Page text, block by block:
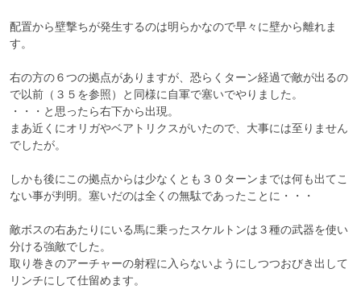
配置から壁撃ちが発生するのは明らかなので早々に壁から離れま
す。
右の方の６つの拠点がありますが、恐らくターン経過で敵が出るの
で以前（３５を参照）と同様に自軍で塞いでやりました。
・・・と思ったら右下から出現。
まあ近くにオリガやベアトリクスがいたので、大事には至りません
でしたが。
しかも後にこの拠点からは少なくとも３０ターンまでは何も出てこ
ない事が判明。塞いだのは全くの無駄であったことに・・・
敵ボスの右あたりにいる馬に乗ったスケルトンは３種の武器を使い
分ける強敵でした。
取り巻きのアーチャーの射程に入らないようにしつつおびき出して
リンチにして仕留めます。